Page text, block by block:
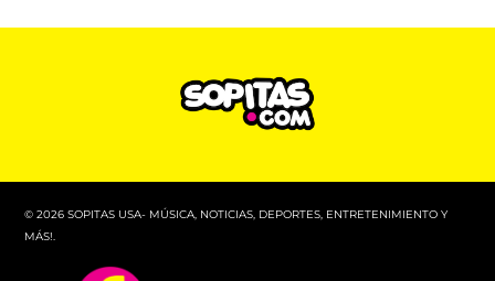
© 2026 SOPITAS USA- MÚSICA, NOTICIAS, DEPORTES, ENTRETENIMIENTO Y
MÁS!.